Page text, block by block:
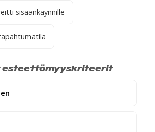
sisäänkäynnille
esteettömyyskriteerit